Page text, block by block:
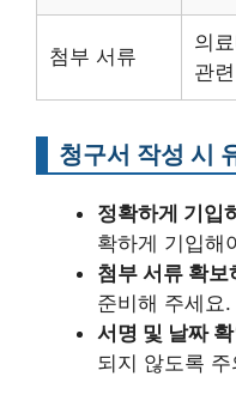
첨부 서류
의
관
청구서 작성 시
정확하게 기입
확하게 기입해
첨부 서류 확보
준비해 주세요.
서명 및 날짜
되지 않도록